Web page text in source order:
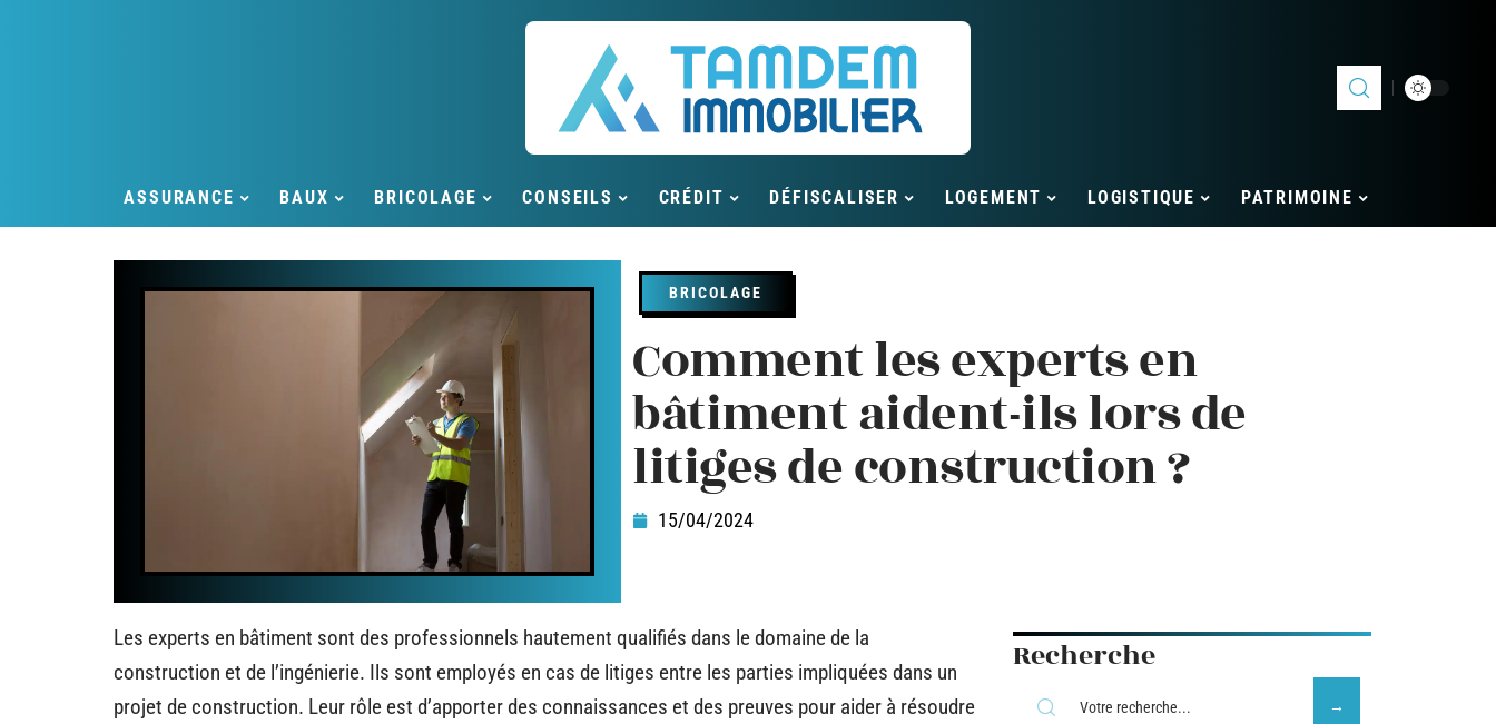
ASSURANCE BAUX BRICOLAGE CONSEILS CRÉDIT DÉFISCALISER LOGEMENT LOGISTIQUE PATRIMOINE
BRICOLAGE
Comment les experts en
bâtiment aident-ils lors de
litiges de construction ?
15/04/2024
Les experts en bâtiment sont des professionnels hautement qualifiés dans le domaine de la
construction et de l’ingénierie. Ils sont employés en cas de litiges entre les parties impliquées dans un
projet de construction. Leur rôle est d’apporter des connaissances et des preuves pour aider à résoudre
Recherche